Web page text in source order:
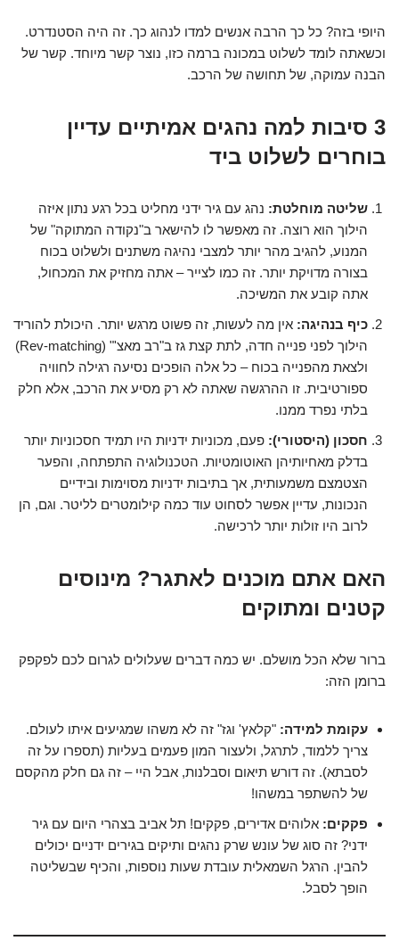
היופי בזה? כל כך הרבה אנשים למדו לנהוג כך. זה היה הסטנדרט.
וכשאתה לומד לשלוט במכונה ברמה כזו, נוצר קשר מיוחד. קשר של
הבנה עמוקה, של תחושה של הרכב.
3 סיבות למה נהגים אמיתיים עדיין
בוחרים לשלוט ביד
שליטה מוחלטת: נהג עם גיר ידני מחליט בכל רגע נתון איזה
הילוך הוא רוצה. זה מאפשר לו להישאר ב"נקודה המתוקה" של
המנוע, להגיב מהר יותר למצבי נהיגה משתנים ולשלוט בכוח
בצורה מדויקת יותר. זה כמו לצייר – אתה מחזיק את המכחול,
אתה קובע את המשיכה.
כיף בנהיגה: אין מה לעשות, זה פשוט מרגש יותר. היכולת להוריד
הילוך לפני פנייה חדה, לתת קצת גז ב"רב מאצ'" (Rev-matching)
ולצאת מהפנייה בכוח – כל אלה הופכים נסיעה רגילה לחוויה
ספורטיבית. זו ההרגשה שאתה לא רק מסיע את הרכב, אלא חלק
בלתי נפרד ממנו.
חסכון (היסטורי): פעם, מכוניות ידניות היו תמיד חסכוניות יותר
בדלק מאחיותיהן האוטומטיות. הטכנולוגיה התפתחה, והפער
הצטמצם משמעותית, אך בתיבות ידניות מסוימות ובידיים
הנכונות, עדיין אפשר לסחוט עוד כמה קילומטרים לליטר. וגם, הן
לרוב היו זולות יותר לרכישה.
האם אתם מוכנים לאתגר? מינוסים
קטנים ומתוקים
ברור שלא הכל מושלם. יש כמה דברים שעלולים לגרום לכם לפקפק
ברומן הזה:
עקומת למידה: "קלאץ' וגז" זה לא משהו שמגיעים איתו לעולם.
צריך ללמוד, לתרגל, ולעצור המון פעמים בעליות (תספרו על זה
לסבתא). זה דורש תיאום וסבלנות, אבל היי – זה גם חלק מהקסם
של להשתפר במשהו!
פקקים: אלוהים אדירים, פקקים! תל אביב בצהרי היום עם גיר
ידני? זה סוג של עונש שרק נהגים ותיקים בגירים ידניים יכולים
להבין. הרגל השמאלית עובדת שעות נוספות, והכיף שבשליטה
הופך לסבל.